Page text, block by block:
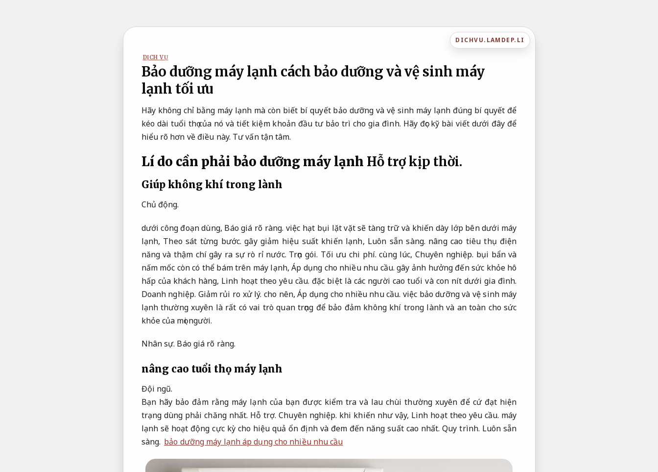
DICHVU.LAMDEP.LI
DỊCH VỤ
Bảo dưỡng máy lạnh cách bảo dưỡng và vệ sinh máy
lạnh tối ưu
Hãy không chỉ bằng máy lạnh mà còn biết bí quyết bảo dưỡng và vệ sinh máy lạnh đúng bí quyết để
kéo dài tuổi thọ của nó và tiết kiệm khoản đầu tư bảo trì cho gia đình. Hãy đọc kỹ bài viết dưới đây để
hiểu rõ hơn về điều này. Tư vấn tận tâm.
Lí do cần phải bảo dưỡng máy lạnh Hỗ trợ kịp thời.
Giúp không khí trong lành
Chủ động.
dưới công đoạn dùng, Báo giá rõ ràng. việc hạt bụi lặt vặt sẽ tàng trữ và khiến dày lớp bên dưới máy
lạnh, Theo sát từng bước. gây giảm hiệu suất khiến lạnh, Luôn sẵn sàng. nâng cao tiêu thụ điện
năng và thậm chí gây ra sự rò rỉ nước. Trọn gói. Tối ưu chi phí. cùng lúc, Chuyên nghiệp. bụi bẩn và
nấm mốc còn có thể bám trên máy lạnh,Áp dụng cho nhiều nhu cầu. gây ảnh hưởng đến sức khỏe hô
hấp của khách hàng, Linh hoạt theo yêu cầu. đặc biệt là các người cao tuổi và con nít dưới gia đình.
Doanh nghiệp. Giảm rủi ro xử lý. cho nên,Áp dụng cho nhiều nhu cầu. việc bảo dưỡng và vệ sinh máy
lạnh thường xuyên là rất có vai trò quan trọng để bảo đảm không khí trong lành và an toàn cho sức
khỏe của mọi người.
Nhân sự. Báo giá rõ ràng.
nâng cao tuổi thọ máy lạnh
Đội ngũ.
Bạn hãy bảo đảm rằng máy lạnh của bạn được kiểm tra và lau chùi thường xuyên để cứ đạt hiện
trạng dùng phải chăng nhất. Hỗ trợ. Chuyên nghiệp. khi khiến như vậy, Linh hoạt theo yêu cầu. máy
lạnh sẽ hoạt động cực kỳ cho hiệu quả ổn định và đem đến năng suất cao nhất.Quy trình. Luôn sẵn
sàng. bảo dưỡng máy lạnh áp dụng cho nhiều nhu cầu